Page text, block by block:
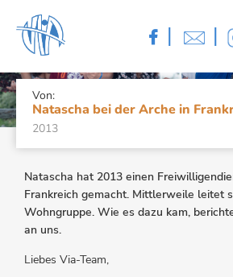
 | |
NATASCHA BEI DER
FRANKREICH
Von:
Natascha bei der Arche in
2013
Natascha hat 2013 einen
Frankreich gemacht. Mittlerweile leitet
Wohngruppe. Wie es dazu kam,
an uns.
Liebes Via-Team,